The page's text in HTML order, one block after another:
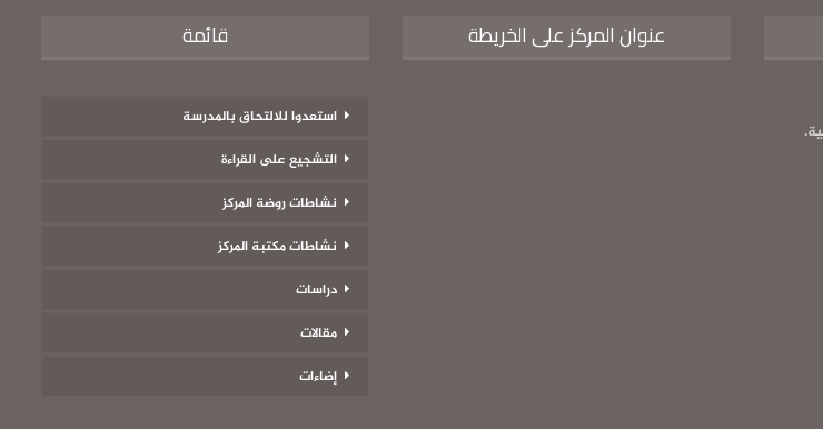
عنوان المركز على الخريطة قائمة
استعدوا للالتحاق بالمدرسة
التشجيع على القراءة
نشاطات روضة المركز
نشاطات مكتبة المركز
دراسات
مقالات
إضاءات